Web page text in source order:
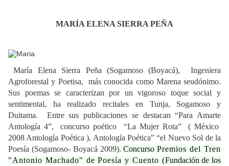
MARÍA ELENA SIERRA PEÑA
María Elena Sierra Peña (Sogamoso (Boyacá), Ingeniera
Agroforestal y Poetisa, más conocida como Marena seudónimo.
Sus poemas se caracterizan por un vigoroso toque social y
sentimental, ha realizado recitales en Tunja, Sogamoso y
Duitama. Entre sus publicaciones se destacan “Para Amarte
Antología 4”, concurso poético “La Mujer Rota” ( México
2008 Antología Poética ), Antología Poética” “el Nuevo Sol de la
Poesía (Sogamoso- Boyacá 2009).ConcursoPremios del Tren
"Antonio Machado" de Poesía y Cuento (Fundación de los